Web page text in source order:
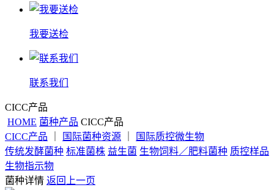
我要送检
联系我们
CICC产品
HOME 菌种产品 CICC产品
CICC产品
国际菌种资源
国际质控微生物
传统发酵菌种 标准菌株 益生菌 生物饲料／肥料菌种 质控样品
生物指示物
菌种详情 返回上一页